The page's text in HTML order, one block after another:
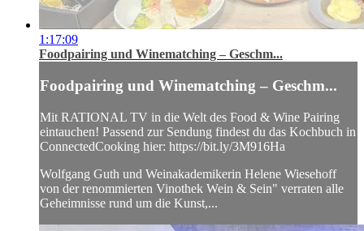
1:17:09
Foodpairing und Winematching – Geschm...
Foodpairing und Winematching – Geschm...
Mit RATIONAL TV in die Welt des Food & Wine Pairing
eintauchen! Passend zur Sendung findest du das Kochbuch in
ConnectedCooking hier: https://bit.ly/3M916Ha
Wolfgang Guth und Weinakademikerin Helene Wiesehoff
von der renommierten Vinothek Wein & Sein" verraten alle
Geheimnisse rund um die Kunst,...